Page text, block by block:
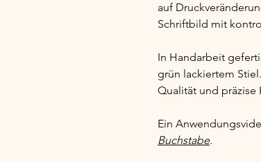
auf
Schriftbild mit
In Handarbeit
grün lackiertem
Qualität und präzise
Ein
Buchstabe.